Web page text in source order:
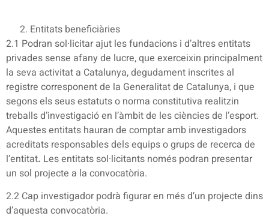
Entitats beneficiàries
2.1 Podran sol·licitar ajut les fundacions i d’altres entitats
privades sense afany de lucre, que exerceixin principalment
la seva activitat a Catalunya, degudament inscrites al
registre corresponent de la Generalitat de Catalunya, i que
segons els seus estatuts o norma constitutiva realitzin
treballs d’investigació en l’àmbit de les ciències de l’esport.
Aquestes entitats hauran de comptar amb investigadors
acreditats responsables dels equips o grups de recerca de
l’entitat. Les entitats sol·licitants només podran presentar
un sol projecte a la convocatòria.
2.2 Cap investigador podrà figurar en més d’un projecte dins
d’aquesta convocatòria.